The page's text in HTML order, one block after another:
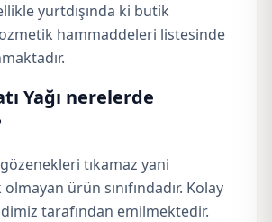
yurtdışında ki butik
hammaddeleri listesinde
Yağı nerelerde
tıkamaz yani
olmayan ürün sınıfındadır. Kolay
tarafından emilmektedir.